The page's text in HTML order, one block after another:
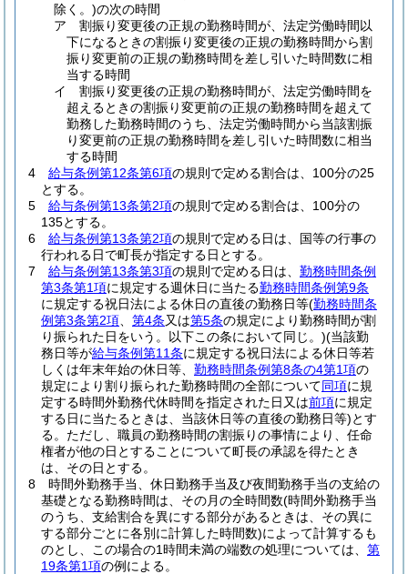
除く。)の次の時間
ア
割振り変更後の正規の勤務時間が、法定労働時間以
下になるときの割振り変更後の正規の勤務時間から割
振り変更前の正規の勤務時間を差し引いた時間数に相
当する時間
イ
割振り変更後の正規の勤務時間が、法定労働時間を
超えるときの割振り変更前の正規の勤務時間を超えて
勤務した勤務時間のうち、法定労働時間から当該割振
り変更前の正規の勤務時間を差し引いた時間数に相当
する時間
4
給与条例第12条第6項の規則で定める割合は、100分の25
とする。
5
給与条例第13条第2項の規則で定める割合は、100分の
135とする。
6
給与条例第13条第2項の規則で定める日は、国等の行事の
行われる日で町長が指定する日とする。
7
給与条例第13条第3項の規則で定める日は、 勤務時間条例
第3条第1項に規定する週休日に当たる勤務時間条例第9条
に規定する祝日法による休日の直後の勤務日等(勤務時間条
例第3条第2項
第4条又は第5条の規定により勤務時間が割
り振られた日をいう。以下この条において同じ。)(当該勤
務日等が給与条例第11条に規定する祝日法による休日等若
しくは年末年始の休日等、 勤務時間条例第8条の4第1項の
規定により割り振られた勤務時間の全部について同項に規
定する時間外勤務代休時間を指定された日又は前項に規定
する日に当たるときは、当該休日等の直後の勤務日等)とす
る。 ただし、職員の勤務時間の割振りの事情により、任命
権者が他の日とすることについて町長の承認を得たとき
は、その日とする。
8
時間外勤務手当、休日勤務手当及び夜間勤務手当の支給の
基礎となる勤務時間は、その月の全時間数(時間外勤務手当
のうち、支給割合を異にする部分があるときは、その異に
する部分ごとに各別に計算した時間数)によって計算するも
のとし、この場合の1時間未満の端数の処理については、 第
19条第1項の例による。